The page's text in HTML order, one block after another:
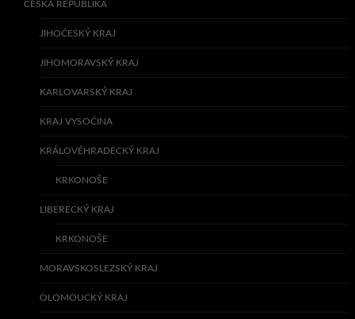
ČESKÁ REPUBLIKA
JIHOČESKÝ KRAJ
JIHOMORAVSKÝ KRAJ
KARLOVARSKÝ KRAJ
KRAJ VYSOČINA
KRÁLOVÉHRADECKÝ KRAJ
KRKONOŠE
LIBERECKÝ KRAJ
KRKONOŠE
MORAVSKOSLEZSKÝ KRAJ
OLOMOUCKÝ KRAJ